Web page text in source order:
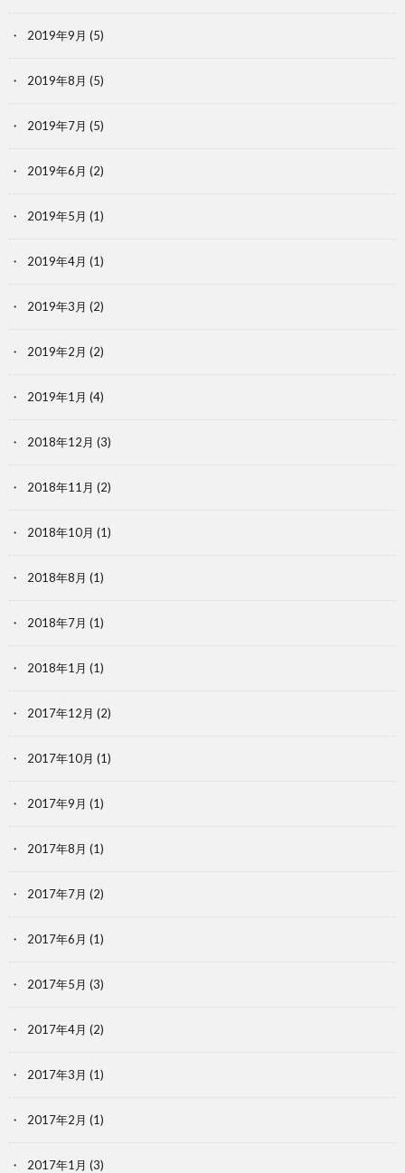
2019年9月 (5)
2019年8月 (5)
2019年7月 (5)
2019年6月 (2)
2019年5月 (1)
2019年4月 (1)
2019年3月 (2)
2019年2月 (2)
2019年1月 (4)
2018年12月 (3)
2018年11月 (2)
2018年10月 (1)
2018年8月 (1)
2018年7月 (1)
2018年1月 (1)
2017年12月 (2)
2017年10月 (1)
2017年9月 (1)
2017年8月 (1)
2017年7月 (2)
2017年6月 (1)
2017年5月 (3)
2017年4月 (2)
2017年3月 (1)
2017年2月 (1)
2017年1月 (3)